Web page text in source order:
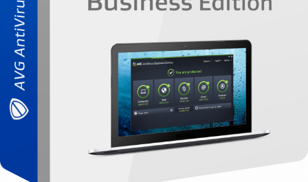
AVAST Driver Updater
AVAST SecureLine VPN
AVAST AntiTrack Premium